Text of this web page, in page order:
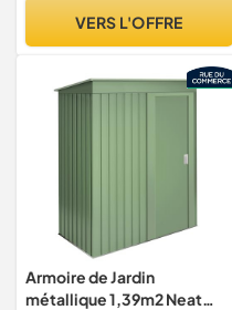
et clé - 120 x 106 cm -
VERS L'OFFRE
Armoire de Jardin
métallique 1,39m2 Neat